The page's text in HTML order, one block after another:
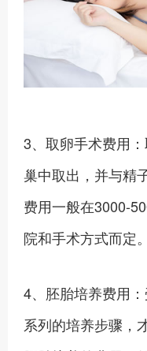
3、取卵手术费用
巢中取出，并与精
费用一般在3000-
院和手术方式而定。
4、胚胎培养费用
系列的培养步骤，